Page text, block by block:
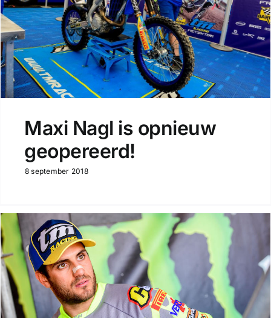
Maxi Nagl is opnieuw
geopereerd!
8 september 2018